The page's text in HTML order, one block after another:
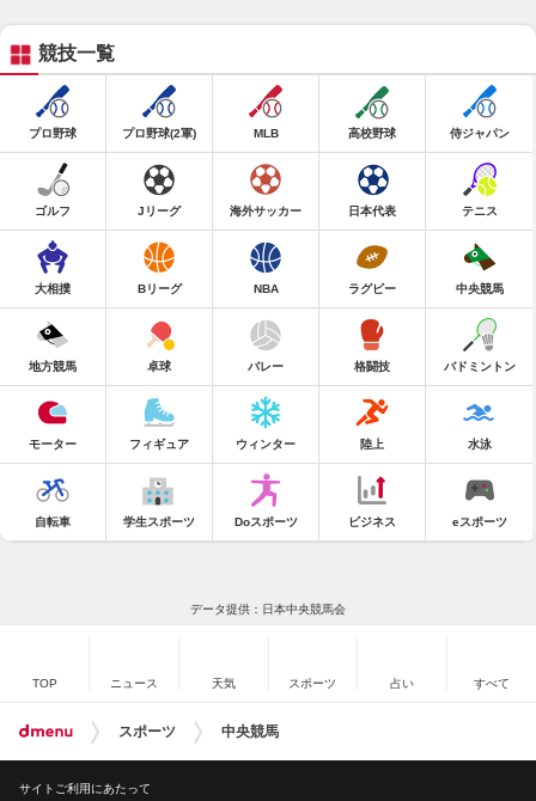
競技一覧
プロ野球 プロ野球(2軍) MLB 高校野球 侍ジャパン
ゴルフ Jリーグ 海外サッカー 日本代表 テニス
大相撲 Bリーグ NBA ラグビー 中央競馬
地方競馬 卓球 バレー 格闘技 バドミントン
モーター フィギュア ウィンター 陸上 水泳
自転車 学生スポーツ Doスポーツ ビジネス eスポーツ
データ提供：日本中央競馬会
TOP ニュース 天気 スポーツ 占い すべて
スポーツ 中央競馬
サイトご利用にあたって